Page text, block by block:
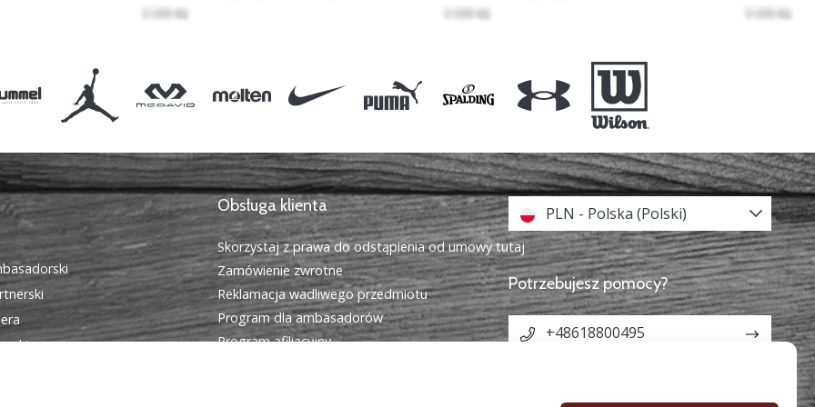
Obsługa klienta
Skorzystaj z prawa do odstąpienia od umowy tutaj
Zamówienie zwrotne
Reklamacja wadliwego przedmiotu
Program dla ambasadorów
Program afiliacyjny
PLN - Polska (Polski)
Potrzebujesz pomocy?
+48618800495